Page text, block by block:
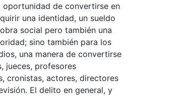
oportunidad de convertirse en
una identidad, un sueldo
social pero también una
sino también para los
una manera de convertirse
jueces, profesores
cronistas, actores, directores
El delito en general, y